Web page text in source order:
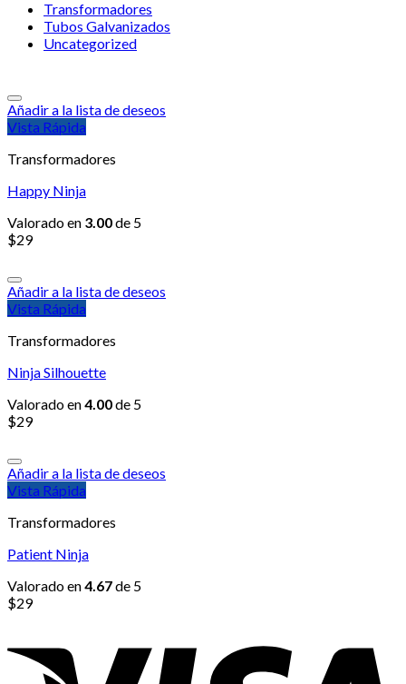
Transformadores
Tubos Galvanizados
Uncategorized
Añadir a la lista de deseos
Vista Rápida
Transformadores
Happy Ninja
Valorado en 3.00de 5
$29
Añadir a la lista de deseos
Vista Rápida
Transformadores
Ninja Silhouette
Valorado en4.00de 5
$29
Añadir a la lista de deseos
Vista Rápida
Transformadores
Patient Ninja
Valorado en4.67de 5
$29